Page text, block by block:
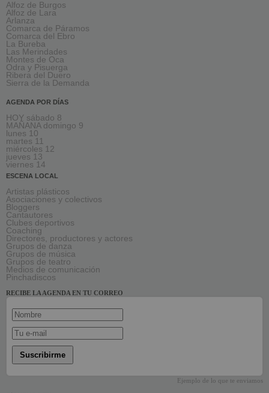
Alfoz de Burgos
Alfoz de Lara
Arlanza
Comarca de Páramos
Comarca del Ebro
La Bureba
Las Merindades
Montes de Oca
Odra y Pisuerga
Ribera del Duero
Sierra de la Demanda
AGENDA POR DÍAS
HOY sábado 8
MAÑANA domingo 9
lunes 10
martes 11
miércoles 12
jueves 13
viernes 14
ESCENA LOCAL
Artistas plásticos
Asociaciones y colectivos
Bloggers
Cantautores
Clubes deportivos
Coaching
Directores, productores y actores
Grupos de danza
Grupos de música
Grupos de teatro
Medios de comunicación
Pinchadiscos
RECIBE LA AGENDA EN TU CORREO
Suscribirme
Ejemplo de lo que te enviamos